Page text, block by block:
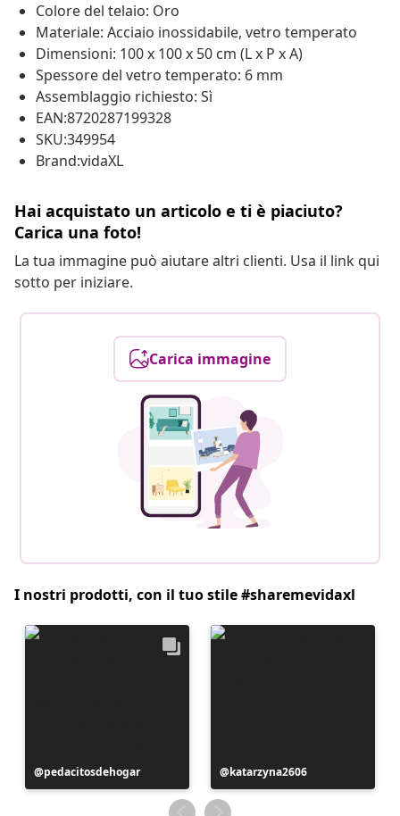
Colore del telaio: Oro
Materiale: Acciaio inossidabile, vetro temperato
Dimensioni: 100 x 100 x 50 cm (L x P x A)
Spessore del vetro temperato: 6 mm
Assemblaggio richiesto: Sì
EAN:8720287199328
SKU:349954
Brand:vidaXL
Hai acquistato un articolo e ti è piaciuto?
Carica una foto!
La tua immagine può aiutare altri clienti. Usa il link qui
sotto per iniziare.
Carica immagine
I nostri prodotti, con il tuo stile #sharemevidaxl
Post
pubblicato
pedacitosdehogar
Post
pubblicato
da
katarzyna2606